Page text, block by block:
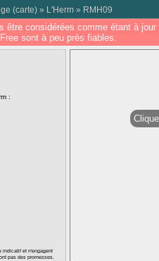
(carte) » L'Herm » RMH09
être considérées comme étant à
sont à peu près fiables.
:
indicatif et n'engagent
pas des promesses.